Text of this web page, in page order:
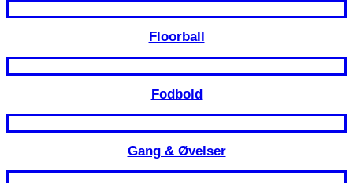
Floorball
Fodbold
Gang & Øvelser